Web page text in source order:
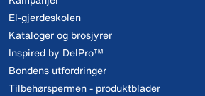
El-gjerdeskolen
Kataloger og brosjyrer
Inspired by DelPro™
Bondens utfordringer
Tilbehørspermen - produktblader